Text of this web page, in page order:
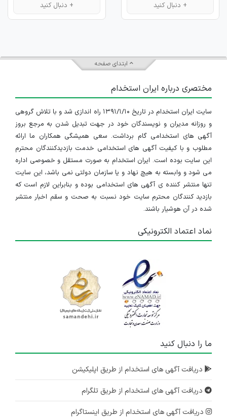
+ دنبال کنید + دنبال کنید
ابتدای صفحه
مختصری درباره ایران استخدام
سایت ایران استخدام در تاریخ ۱۳۹۱/۱/۱۰ راه اندازی شد و با تلاش گروهی
و روزانه مدیران و نویسندگان خود در جهت تبدیل شدن به مرجع بروز
آگهی های استخدامی گام برداشت. سعی همیشگی همکاران ما ارائه
مطلوب و با کیفیت آگهی های استخدامی خدمت بازدیدکنندگان محترم
این سایت بوده است. ایران استخدام به صورت مستقل و خصوصی اداره
می شود و وابسته به هیچ نهاد و یا سازمان دولتی نمی باشد، این سایت
تنها منتشر کننده ی آگهی های استخدامی بوده و بنابراین لازم است که
بازدید کنندگان محترم سایت خود نسبت به صحت و سقم اخبار منتشر
شده در آن هوشیار باشند.
نماد اعتماد الکترونیکی
ما را دنبال کنید
دریافت آگهی های استخدام از طریق اپلیکیشن
دریافت آگهی های استخدام از طریق تلگرام
دریافت آگهی های استخدام از طریق اینستاگرام